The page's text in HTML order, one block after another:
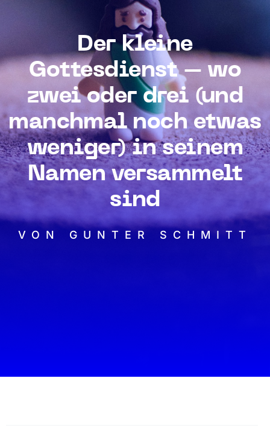
Der kleine
Gottesdienst – wo
zwei oder drei (und
manchmal noch etwas
weniger) in seinem
Namen versammelt
sind
VON GUNTER SCHMITT